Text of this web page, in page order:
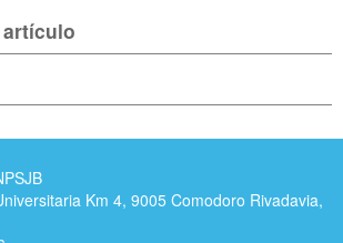
Km 4, 9005 Comodoro Rivadavia,